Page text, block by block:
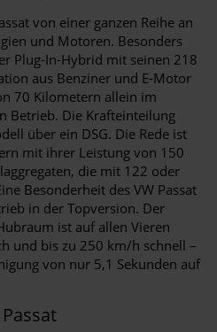
von einer ganzen Reihe an
und Motoren. Besonders
Plug-In-Hybrid mit seinen 218
aus Benziner und E-Motor
70 Kilometern allein im
Betrieb. Die Krafteinteilung
über ein DSG. Die Rede ist
mit ihrer Leistung von 150
die mit 122 oder
Besonderheit des VW Passat
in der Topversion. Der
ist auf allen Vieren
und bis zu 250 km/h schnell –
von nur 5,1 Sekunden auf